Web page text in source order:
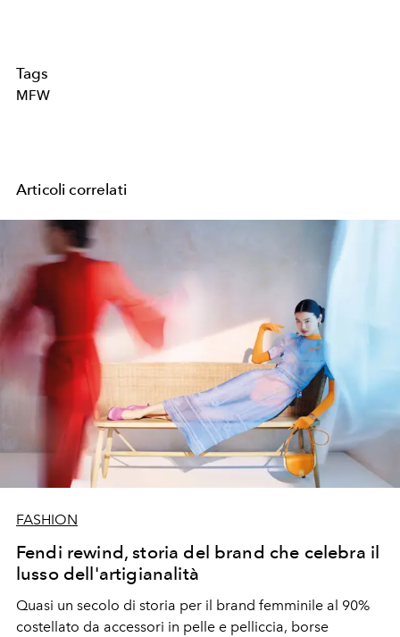
Tags
MFW
Articoli correlati
FASHION
Fendi rewind, storia del brand che celebra il
lusso dell'artigianalità
Quasi un secolo di storia per il brand femminile al 90%
costellato da accessori in pelle e pelliccia, borse